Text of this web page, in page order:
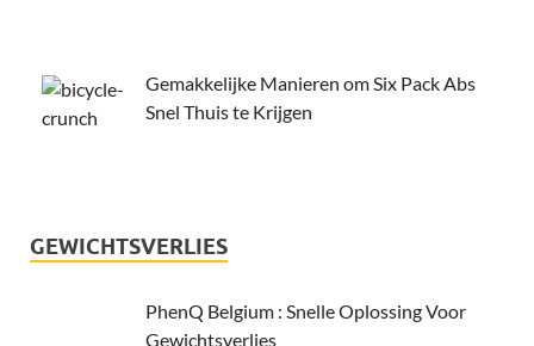
Gemakkelijke Manieren om Six Pack Abs
Snel Thuis te Krijgen
GEWICHTSVERLIES
PhenQ Belgium : Snelle Oplossing Voor
Gewichtsverlies